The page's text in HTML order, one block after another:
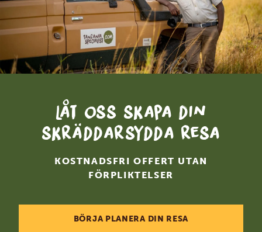
Låt oss skapa din
skräddarsydda resa
KOSTNADSFRI OFFERT UTAN
FÖRPLIKTELSER
BÖRJA PLANERA DIN RESA